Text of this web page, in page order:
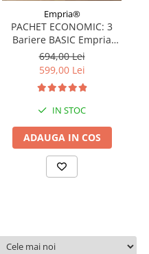
Empria®
PACHET ECONOMIC: 3
Bariere BASIC Empria
protectie pat 160X200 cm
+ bara stabilizatoare
694,00 Lei
599,00 Lei
IN STOC
ADAUGA IN COS